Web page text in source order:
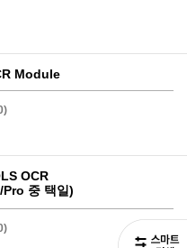
Module
OCR
중 택일)